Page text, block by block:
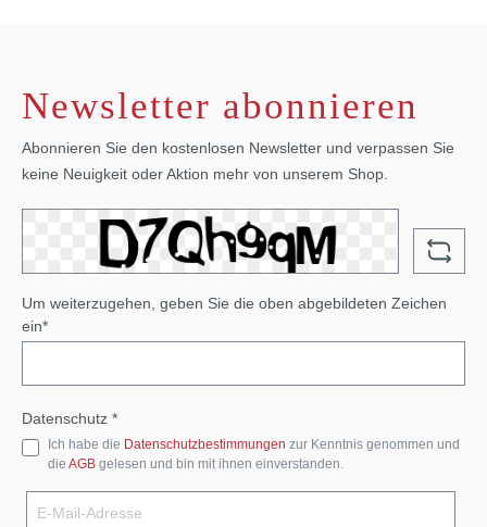
Newsletter abonnieren
Abonnieren Sie den kostenlosen Newsletter und verpassen Sie
keine Neuigkeit oder Aktion mehr von unserem Shop.
Um weiterzugehen, geben Sie die oben abgebildeten Zeichen
ein*
Datenschutz *
Ich habe die Datenschutzbestimmungen zur Kenntnis genommen und
die AGB gelesen und bin mit ihnen einverstanden.